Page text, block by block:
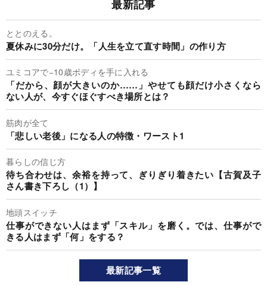
最新記事
ととのえる。
夏休みに30分だけ。「人生を立て直す時間」の作り方
ユミコアで−10歳ボディを手に入れる
「だから、顔が大きいのか……」やせても顔だけ小さくなら
ない人が、今すぐほぐすべき場所とは？
筋肉が全て
「悲しい老後」になる人の特徴・ワースト1
暮らしの信じ方
待ち合わせは、余裕を持って、ぎりぎり着きたい【古賀及子
さん書き下ろし（1）】
地頭スイッチ
仕事ができない人はまず「スキル」を磨く。では、仕事がで
きる人はまず「何」をする？
最新記事一覧